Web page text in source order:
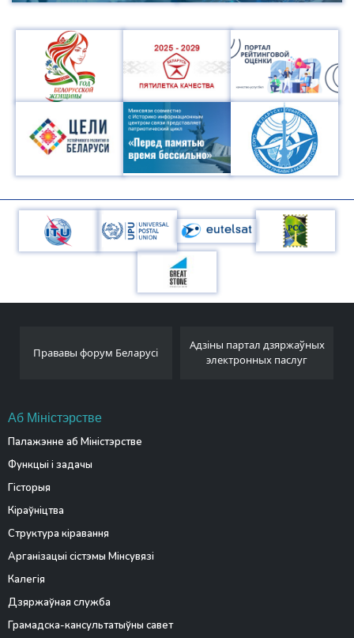
электронных паслуг
Беларускае тэлеграфнае
агенцтва
Аб Міністэрстве
Палажэнне аб Міністэрстве
Функцыі і задачы
Гісторыя
Кіраўніцтва
Структура кіравання
Арганізацыі сістэмы Мінсувязі
Калегія
Дзяржаўная служба
Грамадска-кансультатыўны савет